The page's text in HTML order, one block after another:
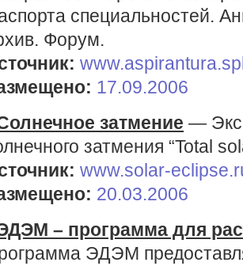
специальностей.
Форум.
17.09.2006
затмение —
затмения “Total
www.solar-
20.03.2006
– программа для
ЭДЭМ